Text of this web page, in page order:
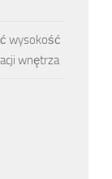
wysokość
wnętrza